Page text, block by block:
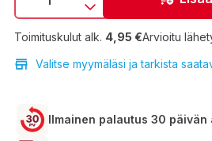
Toimituskulut alk. 4,95 €Arvioitu
Valitse myymäläsi ja tarkista
Ilmainen palautus 30 päivän